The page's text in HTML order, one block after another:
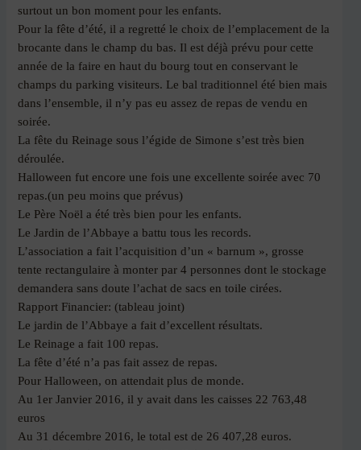
surtout un bon moment pour les enfants.
Pour la fête d’été, il a regretté le choix de l’emplacement de la
brocante dans le champ du bas. Il est déjà prévu pour cette
année de la faire en haut du bourg tout en conservant le
champs du parking visiteurs. Le bal traditionnel été bien mais
dans l’ensemble, il n’y pas eu assez de repas de vendu en
soirée.
La fête du Reinage sous l’égide de Simone s’est très bien
déroulée.
Halloween fut encore une fois une excellente soirée avec 70
repas.(un peu moins que prévus)
Le Père Noël a été très bien pour les enfants.
Le Jardin de l’Abbaye a battu tous les records.
L’association a fait l’acquisition d’un « barnum », grosse
tente rectangulaire à monter par 4 personnes dont le stockage
demandera sans doute l’achat de sacs en toile cirées.
Rapport Financier: (tableau joint)
Le jardin de l’Abbaye a fait d’excellent résultats.
Le Reinage a fait 100 repas.
La fête d’été n’a pas fait assez de repas.
Pour Halloween, on attendait plus de monde.
Au 1er Janvier 2016, il y avait dans les caisses 22 763,48
euros
Au 31 décembre 2016, le total est de 26 407,28 euros.